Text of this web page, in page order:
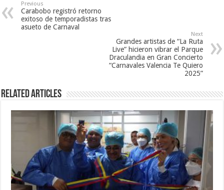
Previous
Carabobo registró retorno
exitoso de temporadistas tras
asueto de Carnaval
Next
Grandes artistas de “La Ruta
Live” hicieron vibrar el Parque
Draculandia en Gran Concierto
“Carnavales Valencia Te Quiero
2025”
Related Articles